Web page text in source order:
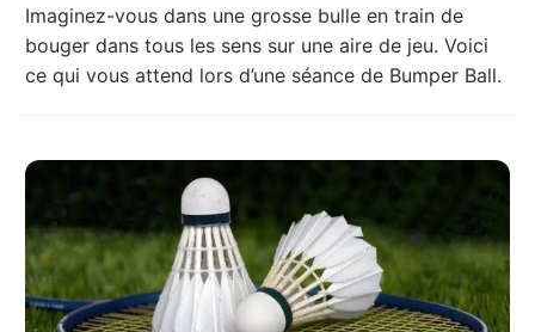
Imaginez-vous dans une grosse bulle en train de
bouger dans tous les sens sur une aire de jeu. Voici
ce qui vous attend lors d’une séance de Bumper Ball.